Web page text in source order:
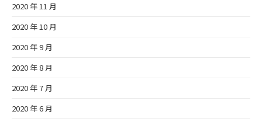
2020 年 11 月
2020 年 10 月
2020 年 9 月
2020 年 8 月
2020 年 7 月
2020 年 6 月